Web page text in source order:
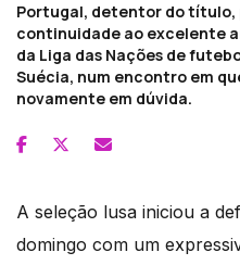
Portugal, detentor do
continuidade ao excelente
da Liga das Nações de
Suécia, num encontro em
novamente em dúvida.
A seleção lusa iniciou a
domingo com um